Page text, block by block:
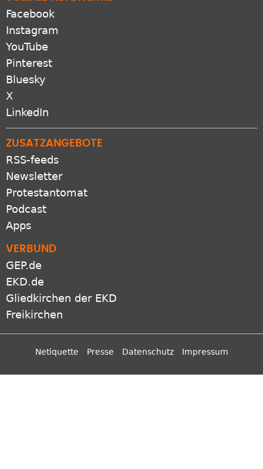
Facebook
Instagram
YouTube
Pinterest
Bluesky
X
LinkedIn
ZUSATZANGEBOTE
RSS-feeds
Newsletter
Protestantomat
Podcast
Apps
VERBUND
GEP.de
EKD.de
Gliedkirchen der EKD
Freikirchen
Netiquette Presse Datenschutz Impressum